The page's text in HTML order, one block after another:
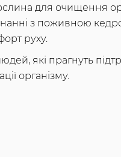
для очищення
з поживною
руху.
які прагнуть
організму.